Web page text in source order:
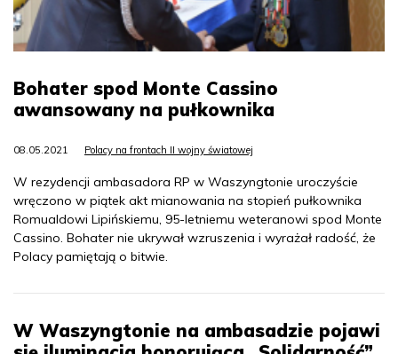
Bohater spod Monte Cassino
awansowany na pułkownika
08.05.2021 Polacy na frontach II wojny światowej
W rezydencji ambasadora RP w Waszyngtonie uroczyście
wręczono w piątek akt mianowania na stopień pułkownika
Romualdowi Lipińskiemu, 95-letniemu weteranowi spod Monte
Cassino. Bohater nie ukrywał wzruszenia i wyrażał radość, że
Polacy pamiętają o bitwie.
W Waszyngtonie na ambasadzie pojawi